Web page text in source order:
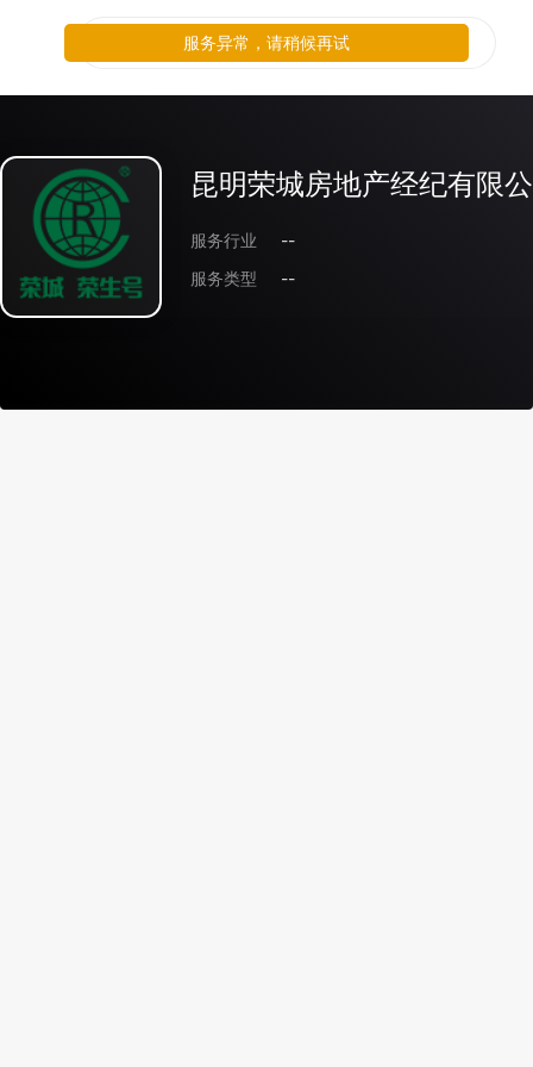
昆明荣城房地产经纪有限
服务行业
--
服务类型
--
服务异常，请稍候再试